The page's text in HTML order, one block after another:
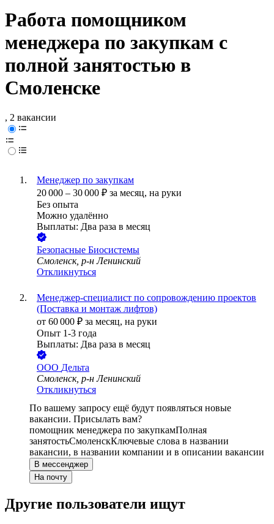
Работа помощником
менеджера по закупкам с
полной занятостью в
Смоленске
, 2 вакансии
Менеджер по закупкам
20 000 – 30 000 ₽ за месяц, на руки
Без опыта
Можно удалённо
Выплаты: Два раза в месяц
Безопасные Биосистемы
Смоленск, р-н Ленинский
Откликнуться
Менеджер-специалист по сопровождению проектов
(Поставка и монтаж лифтов)
от 60 000 ₽ за месяц, на руки
Опыт 1-3 года
Выплаты: Два раза в месяц
ООО Дельта
Смоленск, р-н Ленинский
Откликнуться
По вашему запросу ещё будут появляться новые
вакансии. Присылать вам?
помощник менеджера по закупкамПолная
занятостьСмоленскКлючевые слова в названии
вакансии, в названии компании и в описании вакансии
В мессенджер
На почту
Другие пользователи ищут